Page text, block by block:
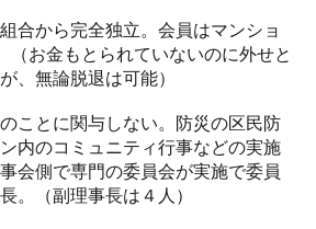
合から完全独立。会員はマンショ
（お金もとられていないのに外せと
、無論脱退は可能）
ことに関与しない。防災の区民防
内のコミュニティ行事などの実施
会側で専門の委員会が実施で委員
。（副理事長は４人）